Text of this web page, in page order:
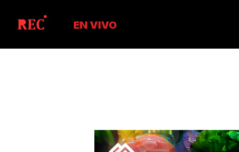
EN VIVO